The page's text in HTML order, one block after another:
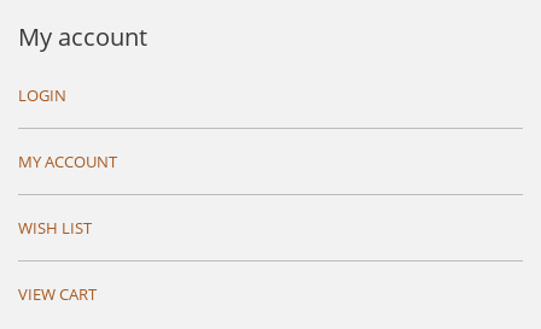
My account
LOGIN
MY ACCOUNT
WISH LIST
VIEW CART